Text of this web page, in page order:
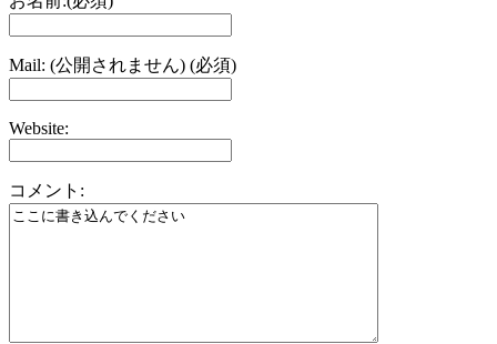
Mail: (公開されません) (必須)
Website:
コメント: